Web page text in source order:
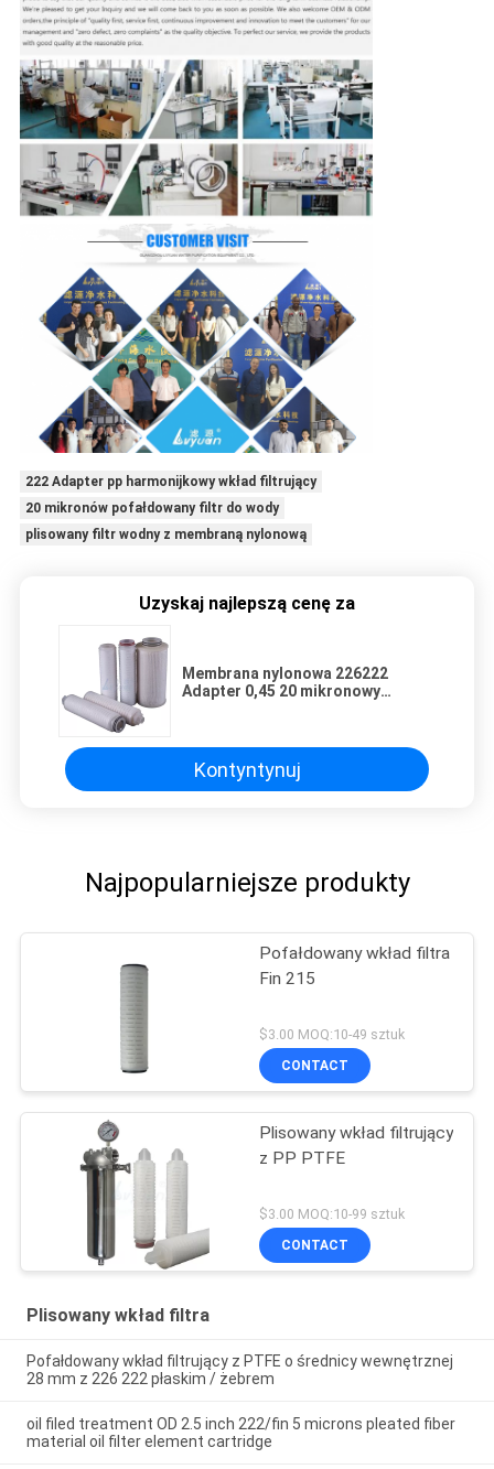
222 Adapter pp harmonijkowy wkład filtrujący
20 mikronów pofałdowany filtr do wody
plisowany filtr wodny z membraną nylonową
Uzyskaj najlepszą cenę za
Membrana nylonowa 226222
Adapter 0,45 20 mikronowy
Kontyntynuj
Najpopularniejsze produkty
Pofałdowany wkład filtra
Fin 215
$3.00 MOQ:10-49 sztuk
CONTACT
Plisowany wkład filtrujący
z PP PTFE
$3.00 MOQ:10-99 sztuk
CONTACT
Plisowany wkład filtra
Pofałdowany wkład filtrujący z PTFE o średnicy wewnętrznej
28 mm z 226 222 płaskim / żebrem
oil filed treatment OD 2.5 inch 222/fin 5 microns pleated fiber
material oil filter element cartridge